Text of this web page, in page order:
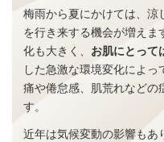
梅雨から夏にかけては、
を行き来する機会が増え
化も大きく、 お肌にとって
した急激な環境変化によ
痛や倦怠感、肌荒れなどの
す。
近年は気候変動の影響もあ